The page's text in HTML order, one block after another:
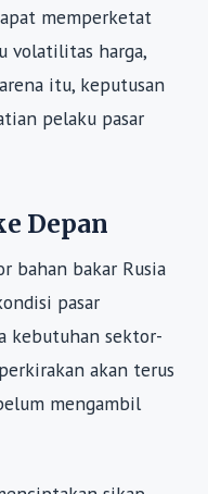
memperketat
volatilitas harga,
itu, keputusan
pelaku pasar
Depan
bahan bakar Rusia
pasar
kebutuhan sektor-
akan terus
mengambil